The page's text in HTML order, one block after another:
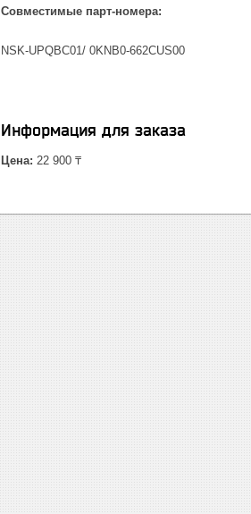
Совместимые парт-номера:
NSK-UPQBC01/ 0KNB0-662CUS00
Информация для заказа
Цена: 22 900 ₸